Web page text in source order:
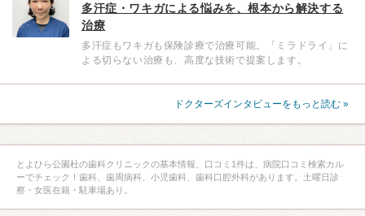
多汗症・ワキガによる悩みを、根本から解決する
治療
多汗症もワキガも保険診療で治療可能。「ミラドライ」に
よる切らない治療も、高度な技術で提案します。
ドクターズインタビューをもっと読む »
とよひら公園杜の歯科クリニックの基本情報、口コミ1件は、病院口コミ検索カル
ーでチェック！歯科、歯周病科、小児歯科、歯科口腔外科があります。土曜日診
察・女医在籍・駐車場あり。